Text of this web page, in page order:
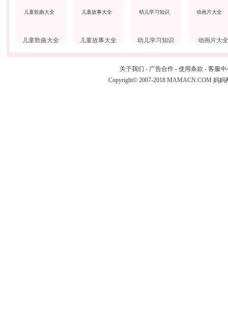
儿童歌曲大全 儿童故事大全 幼儿学习知识 动画片大全
关于我们 - 广告合作 - 使用条款 - 客服中
Copyright© 2007-2018 MAMACN.COM 妈妈